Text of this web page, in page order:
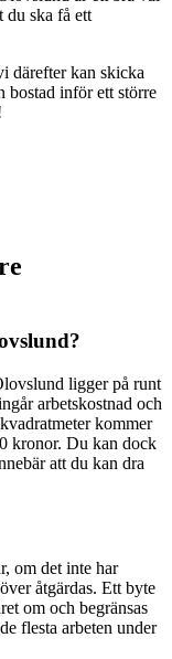
du ska få ett
därefter kan skicka
bostad inför ett större
ligger på runt
arbetskostnad och
kommer
kronor. Du kan dock
att du kan dra
om det inte har
åtgärdas. Ett byte
om och begränsas
flesta arbeten under